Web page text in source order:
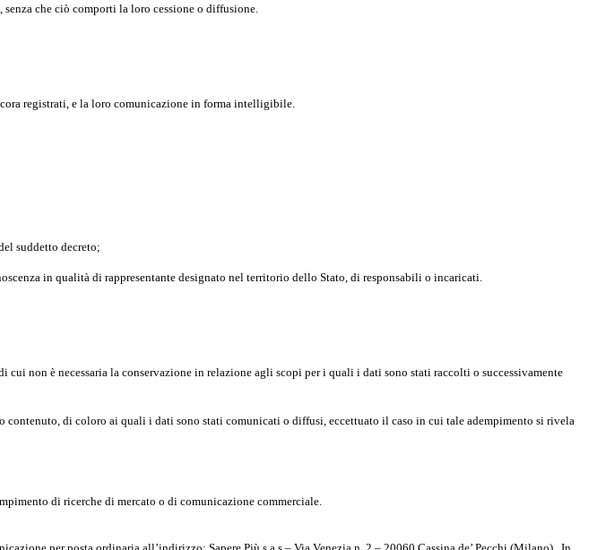
che ciò comporti la loro cessione o diffusione.
registrati, e la loro comunicazione in forma intelligibile.
suddetto decreto;
in qualità di rappresentante designato nel territorio dello Stato, di responsabili o incaricati.
non è necessaria la conservazione in relazione agli scopi per i quali i dati sono stati raccolti o successivamente
contenuto, di coloro ai quali i dati sono stati comunicati o diffusi, eccettuato il caso in cui tale adempimento si rivela
di ricerche di mercato o di comunicazione commerciale.